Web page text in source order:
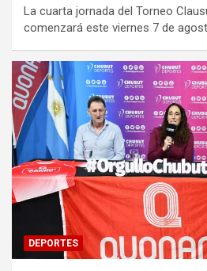
La cuarta jornada del Torneo
comenzará este viernes 7 de
DEPORTES